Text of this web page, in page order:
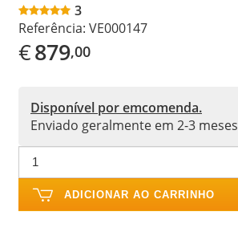
3
Referência: VE000147
€879,00
Disponível por emcomenda.
Enviado geralmente em 2-3 meses
ADICIONAR AO CARRINHO